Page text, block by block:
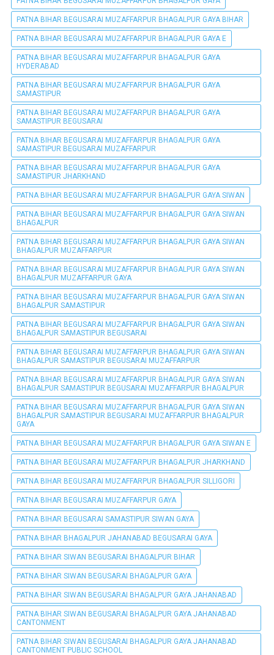
PATNA BIHAR BEGUSARAI MUZAFFARPUR BHAGALPUR GAYA BIHAR
PATNA BIHAR BEGUSARAI MUZAFFARPUR BHAGALPUR GAYA E
PATNA BIHAR BEGUSARAI MUZAFFARPUR BHAGALPUR GAYA
HYDERABAD
PATNA BIHAR BEGUSARAI MUZAFFARPUR BHAGALPUR GAYA
SAMASTIPUR
PATNA BIHAR BEGUSARAI MUZAFFARPUR BHAGALPUR GAYA
SAMASTIPUR BEGUSARAI
PATNA BIHAR BEGUSARAI MUZAFFARPUR BHAGALPUR GAYA
SAMASTIPUR BEGUSARAI MUZAFFARPUR
PATNA BIHAR BEGUSARAI MUZAFFARPUR BHAGALPUR GAYA
SAMASTIPUR JHARKHAND
PATNA BIHAR BEGUSARAI MUZAFFARPUR BHAGALPUR GAYA SIWAN
PATNA BIHAR BEGUSARAI MUZAFFARPUR BHAGALPUR GAYA SIWAN
BHAGALPUR
PATNA BIHAR BEGUSARAI MUZAFFARPUR BHAGALPUR GAYA SIWAN
BHAGALPUR MUZAFFARPUR
PATNA BIHAR BEGUSARAI MUZAFFARPUR BHAGALPUR GAYA SIWAN
BHAGALPUR MUZAFFARPUR GAYA
PATNA BIHAR BEGUSARAI MUZAFFARPUR BHAGALPUR GAYA SIWAN
BHAGALPUR SAMASTIPUR
PATNA BIHAR BEGUSARAI MUZAFFARPUR BHAGALPUR GAYA SIWAN
BHAGALPUR SAMASTIPUR BEGUSARAI
PATNA BIHAR BEGUSARAI MUZAFFARPUR BHAGALPUR GAYA SIWAN
BHAGALPUR SAMASTIPUR BEGUSARAI MUZAFFARPUR
PATNA BIHAR BEGUSARAI MUZAFFARPUR BHAGALPUR GAYA SIWAN
BHAGALPUR SAMASTIPUR BEGUSARAI MUZAFFARPUR BHAGALPUR
PATNA BIHAR BEGUSARAI MUZAFFARPUR BHAGALPUR GAYA SIWAN
BHAGALPUR SAMASTIPUR BEGUSARAI MUZAFFARPUR BHAGALPUR
GAYA
PATNA BIHAR BEGUSARAI MUZAFFARPUR BHAGALPUR GAYA SIWAN E
PATNA BIHAR BEGUSARAI MUZAFFARPUR BHAGALPUR JHARKHAND
PATNA BIHAR BEGUSARAI MUZAFFARPUR BHAGALPUR SILLIGORI
PATNA BIHAR BEGUSARAI MUZAFFARPUR GAYA
PATNA BIHAR BEGUSARAI SAMASTIPUR SIWAN GAYA
PATNA BIHAR BHAGALPUR JAHANABAD BEGUSARAI GAYA
PATNA BIHAR SIWAN BEGUSARAI BHAGALPUR BIHAR
PATNA BIHAR SIWAN BEGUSARAI BHAGALPUR GAYA
PATNA BIHAR SIWAN BEGUSARAI BHAGALPUR GAYA JAHANABAD
PATNA BIHAR SIWAN BEGUSARAI BHAGALPUR GAYA JAHANABAD
CANTONMENT
PATNA BIHAR SIWAN BEGUSARAI BHAGALPUR GAYA JAHANABAD
CANTONMENT PUBLIC SCHOOL